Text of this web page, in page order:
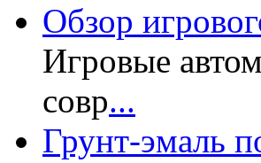
Обзор
Игровые
совр...
Грунт-эмаль